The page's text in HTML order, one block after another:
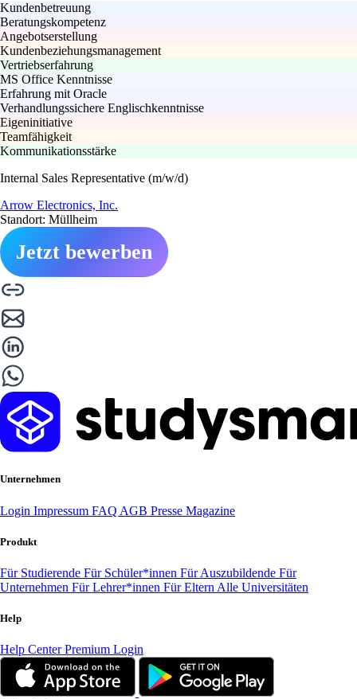
Kundenbetreuung
Beratungskompetenz
Angebotserstellung
Kundenbeziehungsmanagement
Vertriebserfahrung
MS Office Kenntnisse
Erfahrung mit Oracle
Verhandlungssichere Englischkenntnisse
Eigeninitiative
Teamfähigkeit
Kommunikationsstärke
Internal Sales Representative (m/w/d)
Arrow Electronics, Inc.
Standort: Müllheim
Jetzt bewerben
Unternehmen
Login Impressum FAQ AGB Presse Magazine
Produkt
Für Studierende Für Schüler*innen Für Auszubildende Für
Unternehmen Für Lehrer*innen Für Eltern Alle Universitäten
Help
Help CenterPremium Login